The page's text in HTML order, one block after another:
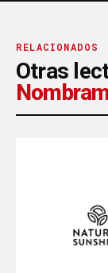
RELACIONADOS
Otras